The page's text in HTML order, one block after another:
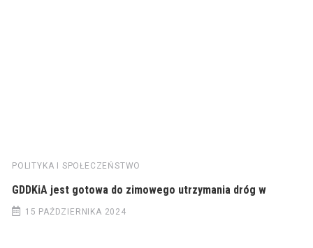
POLITYKA I SPOŁECZEŃSTWO
GDDKiA jest gotowa do zimowego utrzymania dróg w
15 PAŹDZIERNIKA 2024